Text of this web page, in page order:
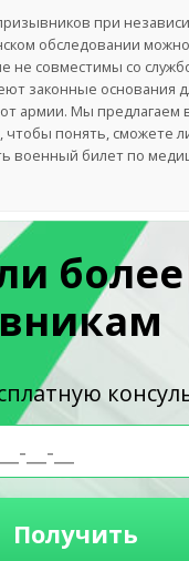
при
обследовании
не совместимы со
законные основания
армии. Мы предлагаем
чтобы понять, сможете
военный билет по
более
Получить